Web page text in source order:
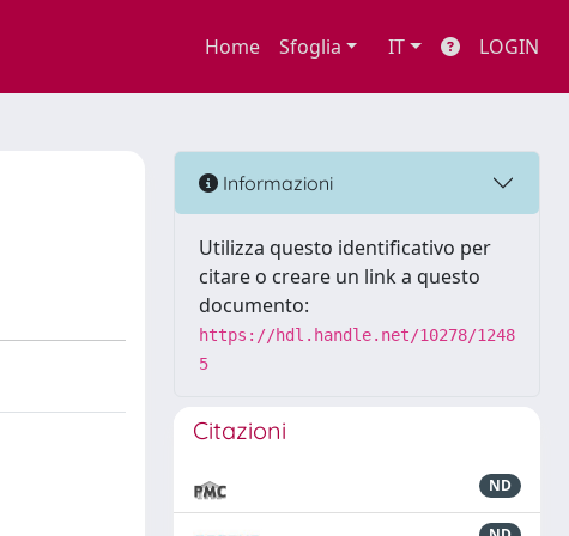
Home Sfoglia IT LOGIN
Informazioni
Utilizza questo identificativo per
citare o creare un link a questo
documento:
https://hdl.handle.net/10278/1248
5
Citazioni
ND